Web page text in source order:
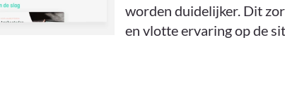
worden duidelijker. Dit
en vlotte ervaring op de